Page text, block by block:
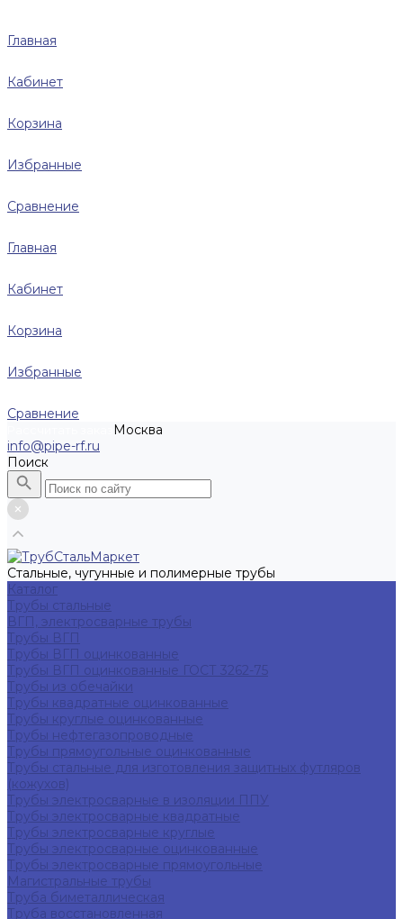
Главная
Кабинет
Корзина
Избранные
Сравнение
Главная
Кабинет
Корзина
Избранные
Сравнение
Москва
info@pipe-rf.ru
Поиск
Стальные, чугунные и полимерные трубы
Каталог
Трубы стальные
ВГП, электросварные трубы
Трубы ВГП
Трубы ВГП оцинкованные
Трубы ВГП оцинкованные ГОСТ 3262-75
Трубы из обечайки
Трубы квадратные оцинкованные
Трубы круглые оцинкованные
Трубы нефтегазопроводные
Трубы прямоугольные оцинкованные
Трубы стальные для изготовления защитных футляров
(кожухов)
Трубы электросварные в изоляции ППУ
Трубы электросварные квадратные
Трубы электросварные круглые
Трубы электросварные оцинкованные
Трубы электросварные прямоугольные
Магистральные трубы
Труба биметаллическая
Труба восстановленная